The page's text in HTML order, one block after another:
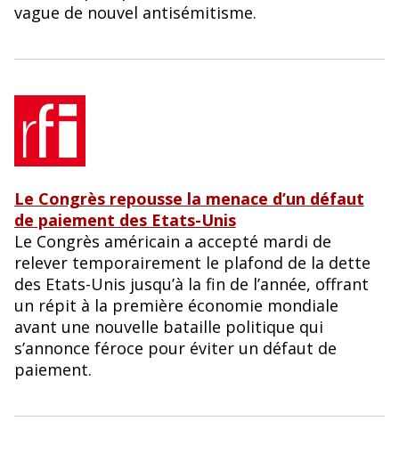
vague de nouvel antisémitisme.
Le Congrès repousse la menace d’un défaut
de paiement des Etats-Unis
Le Congrès américain a accepté mardi de
relever temporairement le plafond de la dette
des Etats-Unis jusqu’à la fin de l’année, offrant
un répit à la première économie mondiale
avant une nouvelle bataille politique qui
s’annonce féroce pour éviter un défaut de
paiement.